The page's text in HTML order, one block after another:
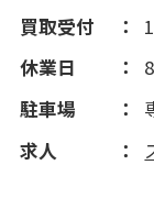
買取受付
休業日
駐車場
求人